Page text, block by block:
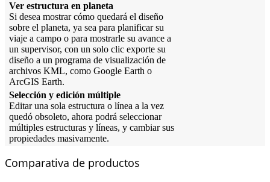
Ver estructura en planeta
Si desea mostrar cómo quedará el diseño
sobre el planeta, ya sea para planificar su
viaje a campo o para mostrarle su avance a
un supervisor, con un solo clic exporte su
diseño a un programa de visualización de
archivos KML, como Google Earth o
ArcGIS Earth.
Selección y edición múltiple
Editar una sola estructura o línea a la vez
quedó obsoleto, ahora podrá seleccionar
múltiples estructuras y líneas, y cambiar sus
propiedades masivamente.
Comparativa de productos